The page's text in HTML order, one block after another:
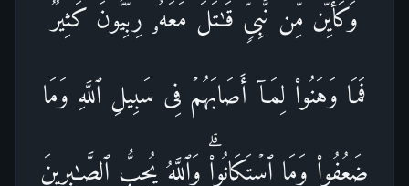
وَكَأَیِّن مِّن نَّبِیࣲّ قَـٰتَلَ مَعَهُۥ رِبِّیُّونَ كَثِیرࣱ
فَمَا وَهَنُوا۟ لِمَاۤ أَصَابَهُمۡ فِی سَبِیلِ ٱللَّهِ وَمَا
ضَعُفُوا۟ وَمَا ٱسۡتَكَانُوا۟ۗ وَٱللَّهُ یُحِبُّ ٱلصَّـٰبِرِینَ